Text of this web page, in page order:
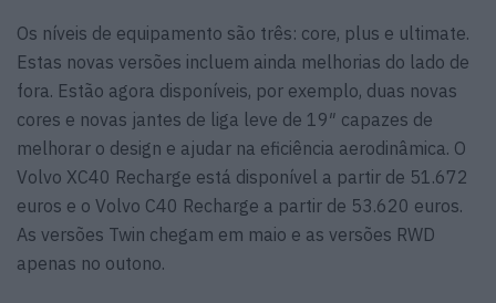
Os níveis de equipamento são três: core, plus e ultimate.
Estas novas versões incluem ainda melhorias do lado de
fora. Estão agora disponíveis, por exemplo, duas novas
cores e novas jantes de liga leve de 19″ capazes de
melhorar o design e ajudar na eficiência aerodinâmica. O
Volvo XC40 Recharge está disponível a partir de 51.672
euros e o Volvo C40 Recharge a partir de 53.620 euros.
As versões Twin chegam em maio e as versões RWD
apenas no outono.